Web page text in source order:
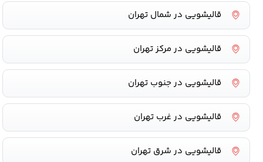
قالیشویی در شمال تهران
قالیشویی در مرکز تهران
قالیشویی در جنوب تهران
قالیشویی در غرب تهران
قالیشویی در شرق تهران